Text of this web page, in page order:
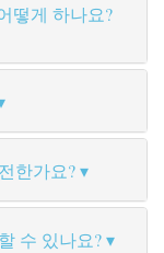
떻게 하나요?
한가요?
수 있나요?